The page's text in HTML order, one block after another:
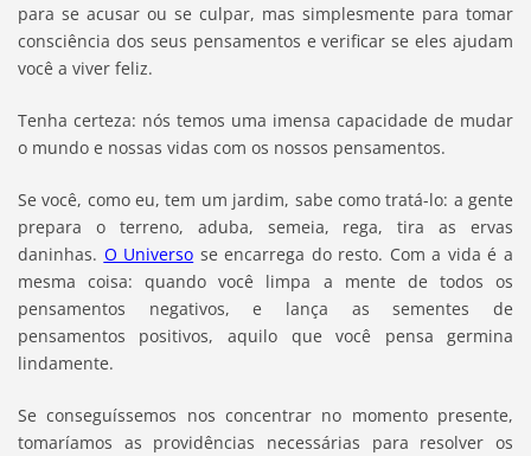
para se acusar ou se culpar, mas simplesmente para tomar
consciência dos seus pensamentos e verificar se eles ajudam
você a viver feliz.
Tenha certeza: nós temos uma imensa capacidade de mudar
o mundo e nossas vidas com os nossos pensamentos.
Se você, como eu, tem um jardim, sabe como tratá-lo: a gente
prepara o terreno, aduba, semeia, rega, tira as ervas
daninhas. O Universo se encarrega do resto. Com a vida é a
mesma coisa: quando você limpa a mente de todos os
pensamentos negativos, e lança as sementes de
pensamentos positivos, aquilo que você pensa germina
lindamente.
Se conseguíssemos nos concentrar no momento presente,
tomaríamos as providências necessárias para resolver os